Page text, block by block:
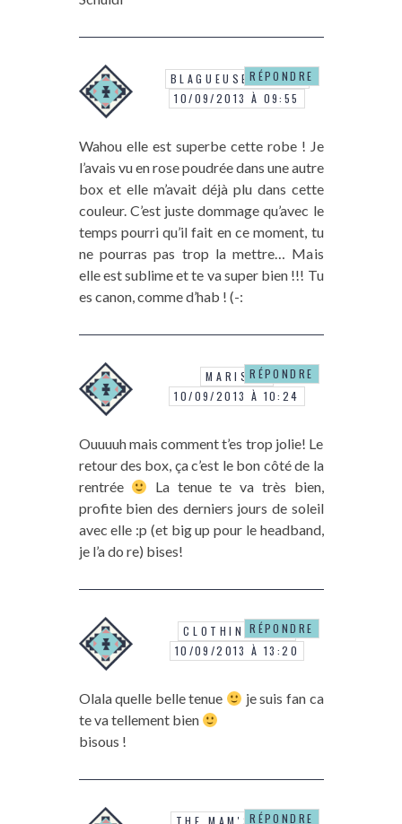
BLAGUEUSEDEMODE
10/09/2013 À 09:55
Wahou elle est superbe cette robe ! Je
l’avais vu en rose poudrée dans une autre
box et elle m’avait déjà plu dans cette
couleur. C’est juste dommage qu’avec le
temps pourri qu’il fait en ce moment, tu
ne pourras pas trop la mettre… Mais
elle est sublime et te va super bien !!! Tu
es canon, comme d’hab ! (-:
RÉPONDRE
MARISHA
10/09/2013 À 10:24
Ouuuuh mais comment t’es trop jolie! Le
retour des box, ça c’est le bon côté de la
rentrée
La tenue te va très bien,
profite bien des derniers jours de soleil
avec elle :p (et big up pour le headband,
je l’a do re) bises!
RÉPONDRE
CLOTHINGCODE
10/09/2013 À 13:20
Olala quelle belle tenue
je suis fan ca
te va tellement bien
bisous !
RÉPONDRE
THE MAM'S SHOW
RÉPONDRE